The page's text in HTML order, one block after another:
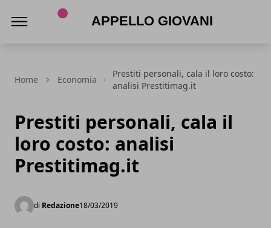
Home Economia
Prestiti personali, cala il loro costo:
analisi Prestitimag.it
Prestiti personali, cala il
loro costo: analisi
Prestitimag.it
di Redazione18/03/2019